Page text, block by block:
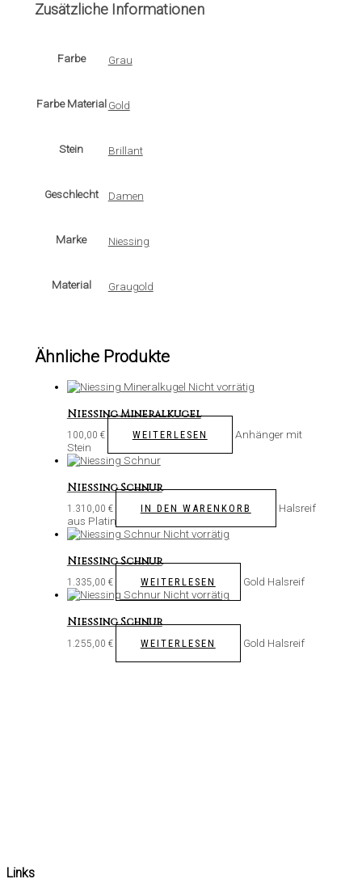
Zusätzliche Informationen
Farbe Grau
Farbe Material Gold
Stein Brillant
Geschlecht Damen
Marke Niessing
Material Graugold
Ähnliche Produkte
Nicht vorrätig
Niessing Mineralkugel
100,00 € WEITERLESEN
Anhänger mit
Stein
Niessing Schnur
1.310,00 € IN DEN WARENKORB
Halsreif
aus Platin
Nicht vorrätig
Niessing Schnur
1.335,00 € WEITERLESEN
Gold Halsreif
Nicht vorrätig
Niessing Schnur
1.255,00 € WEITERLESEN Gold Halsreif
Links